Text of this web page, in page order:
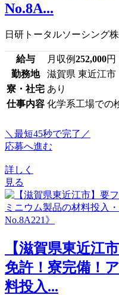
No.8A...
日研トータルソーシング
給与 月収例252,000円
勤務地
滋賀県 東近江市
寮・社宅 あり
仕事内容 化学系工場での
＼最短45秒で完了／
応募へ進む
詳しく
見る
【滋賀県東近江
免許！寮完備！
料投入...